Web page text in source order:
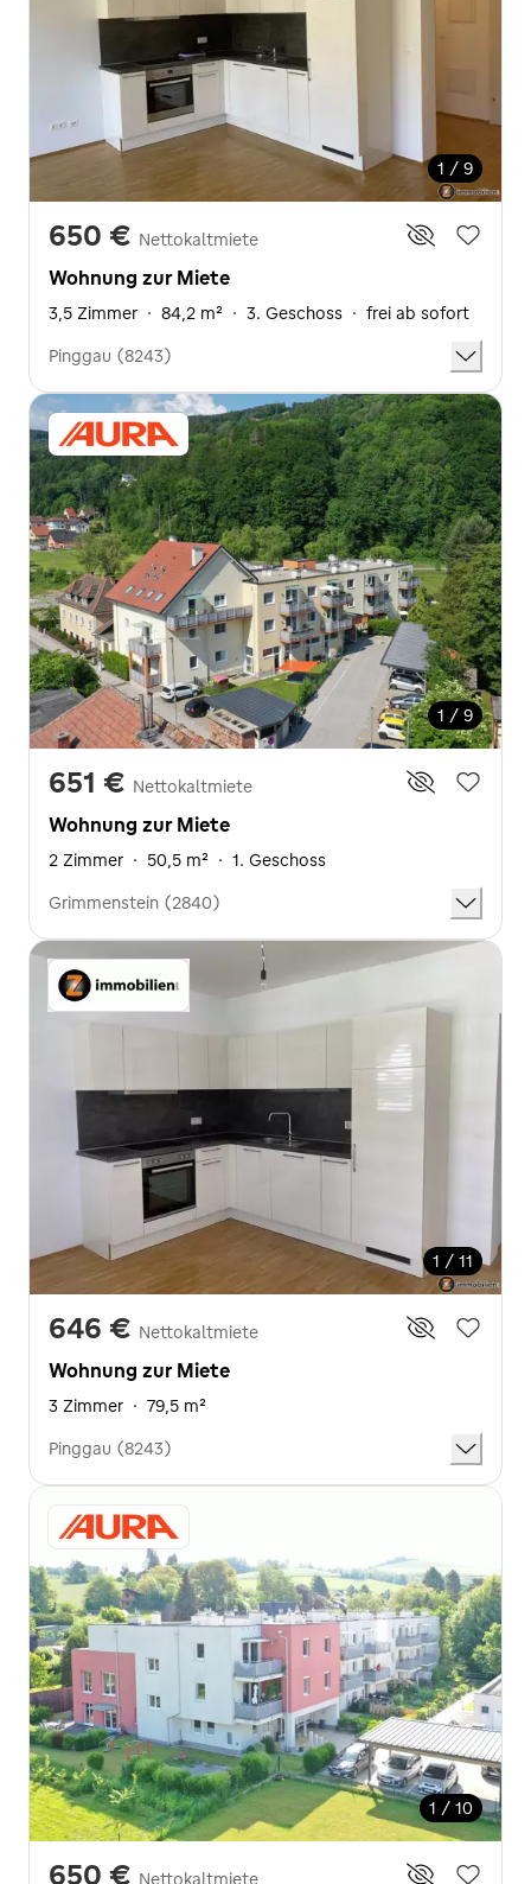
1 / 9
650 € Nettokaltmiete
Wohnung zur Miete
3,5 Zimmer · 84,2 m² · 3. Geschoss · frei ab sofort
Pinggau (8243)
1 / 9
651 € Nettokaltmiete
Wohnung zur Miete
2 Zimmer · 50,5 m² · 1. Geschoss
Grimmenstein (2840)
1 / 11
646 € Nettokaltmiete
Wohnung zur Miete
3 Zimmer · 79,5 m²
Pinggau (8243)
1 / 10
650 € Nettokaltmiete